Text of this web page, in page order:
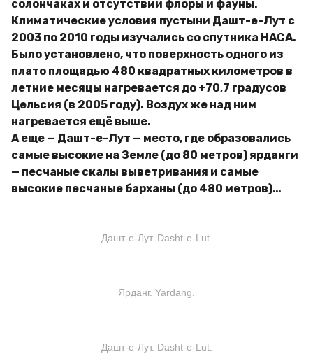
солончаках и отсутствии флоры и фауны.
Климатические условия пустыни Дашт-е-Лут с
2003 по 2010 годы изучались со спутника НАСА.
Было установлено, что поверхность одного из
плато площадью 480 квадратных километров в
летние месяцы нагревается до +70,7 градусов
Цельсия (в 2005 году). Воздух же над ним
нагревается ещё выше.
А еще — Дашт-е-Лут — место, где образовались
самые высокие на Земле (до 80 метров) ярданги
— песчаные скалы выветривания и самые
высокие песчаные барханы (до 480 метров)…
Дашт-е-Лут. Dasht-e-Lut.
Ярданг. Yardang.
Дашт-е-Лут. Dasht-e-Lut.